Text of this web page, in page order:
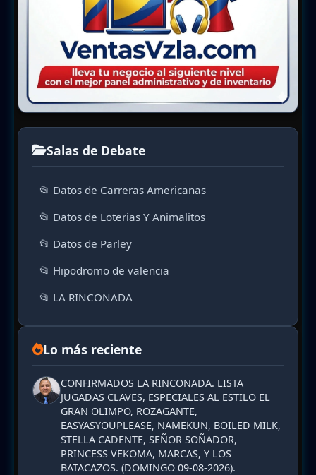
Salas de Debate
📂 Datos de Carreras Americanas
📂 Datos de Loterias Y Animalitos
📂 Datos de Parley
📂 Hipodromo de valencia
📂 LA RINCONADA
Lo más reciente
CONFIRMADOS LA RINCONADA. LISTA
JUGADAS CLAVES, ESPECIALES AL ESTILO EL
GRAN OLIMPO, ROZAGANTE,
EASYASYOUPLEASE, NAMEKUN, BOILED MILK,
STELLA CADENTE, SEÑOR SOÑADOR,
PRINCESS VEKOMA, MARCAS, Y LOS
BATACAZOS. (DOMINGO 09-08-2026).